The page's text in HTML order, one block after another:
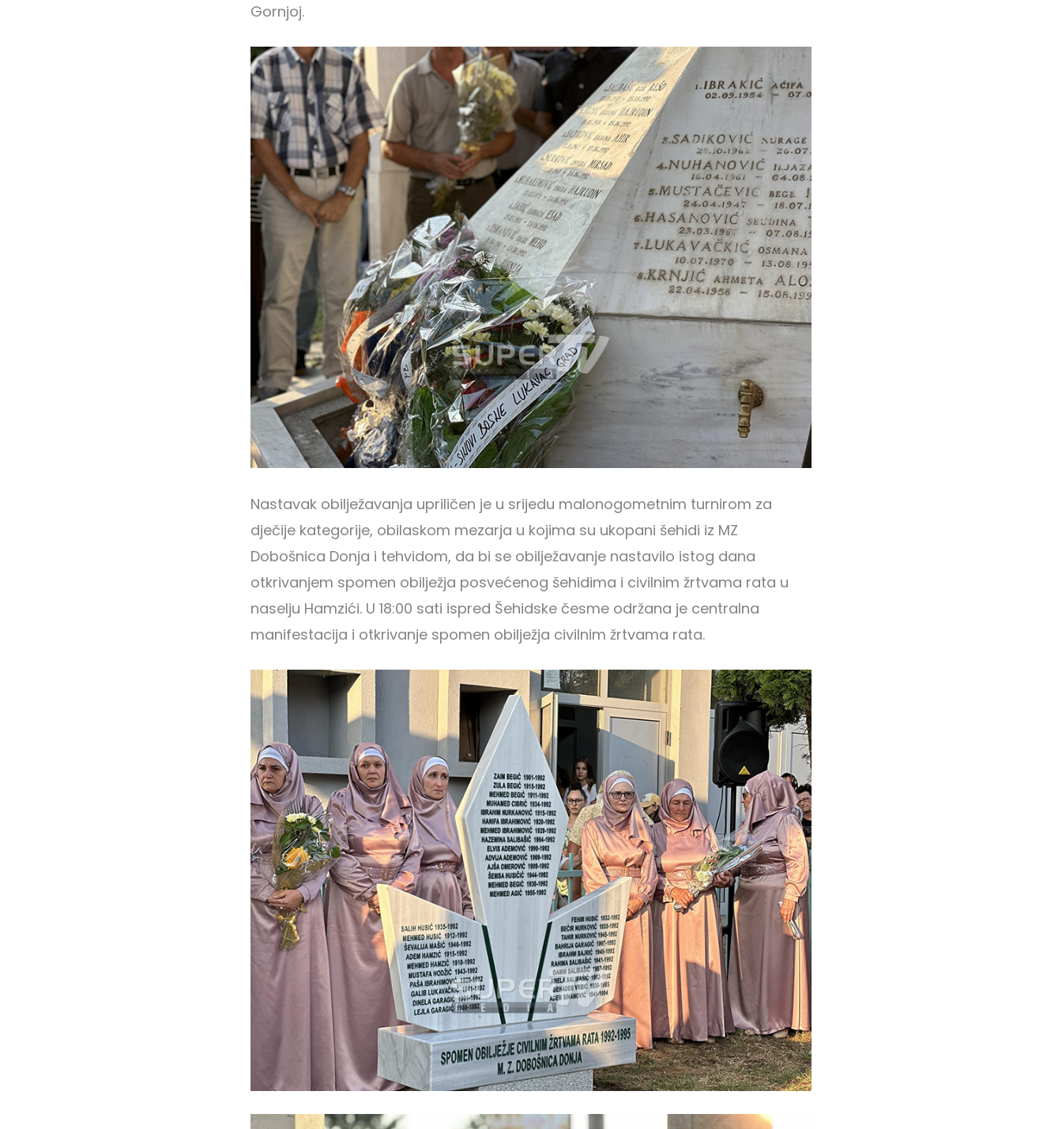
Gornjoj.
Nastavak obilježavanja upriličen je u srijedu malonogometnim turnirom za
dječije kategorije, obilaskom mezarja u kojima su ukopani šehidi iz MZ
Dobošnica Donja i tehvidom, da bi se obilježavanje nastavilo istog dana
otkrivanjem spomen obilježja posvećenog šehidima i civilnim žrtvama rata u
naselju Hamzići. U 18:00 sati ispred Šehidske česme održana je centralna
manifestacija i otkrivanje spomen obilježja civilnim žrtvama rata.